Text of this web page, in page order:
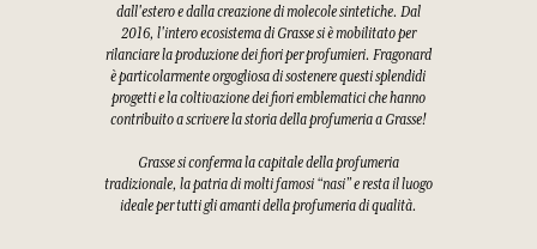
dall'estero e dalla creazione di molecole sintetiche. Dal
2016, l'intero ecosistema di Grasse si è mobilitato per
rilanciare la produzione dei fiori per profumieri. Fragonard
è particolarmente orgogliosa di sostenere questi splendidi
progetti e la coltivazione dei fiori emblematici che hanno
contribuito a scrivere la storia della profumeria a Grasse!
Grasse si conferma la capitale della profumeria
tradizionale, la patria di molti famosi “nasi” e resta il luogo
ideale per tutti gli amanti della profumeria di qualità.